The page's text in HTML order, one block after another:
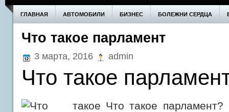
ГЛАВНАЯ АВТОМОБИЛИ БИЗНЕС БОЛЕЖНИ СЕРДЦА
БОЛЕЗНИ ПОЧЕК ВОЗВЕДЕНИЕ СТЕН ДОМ
ПРОИЗВОДСТВО СЕМЬЯ СОВЕТЫ
Что такое парламент
3 марта, 2016 admin
Что такое
Что такое